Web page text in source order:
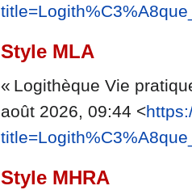
Style MLA
« Logithèque Vie
août 2026, 09:44 <
Style MHRA